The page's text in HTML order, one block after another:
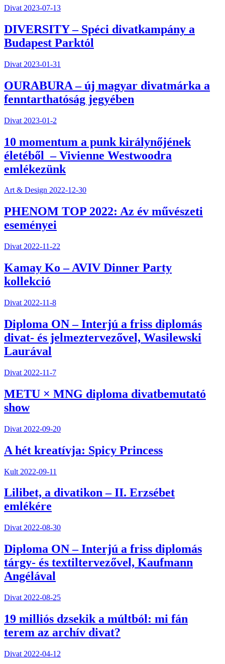
Divat 2023-07-13
DIVERSITY – Spéci divatkampány a
Budapest Parktól
Divat 2023-01-31
OURABURA – új magyar divatmárka a
fenntarthatóság jegyében
Divat 2023-01-2
10 momentum a punk királynőjének
életéből – Vivienne Westwoodra
emlékezünk
Art & Design 2022-12-30
PHENOM TOP 2022: Az év művészeti
eseményei
Divat 2022-11-22
Kamay Ko – AVIV Dinner Party
kollekció
Divat 2022-11-8
Diploma ON – Interjú a friss diplomás
divat- és jelmeztervezővel, Wasilewski
Laurával
Divat 2022-11-7
METU × MNG diploma divatbemutató
show
Divat 2022-09-20
A hét kreatívja: Spicy Princess
Kult 2022-09-11
Lilibet, a divatikon – II. Erzsébet
emlékére
Divat 2022-08-30
Diploma ON – Interjú a friss diplomás
tárgy- és textiltervezővel, Kaufmann
Angélával
Divat 2022-08-25
19 milliós dzsekik a múltból: mi fán
terem az archív divat?
Divat 2022-04-12